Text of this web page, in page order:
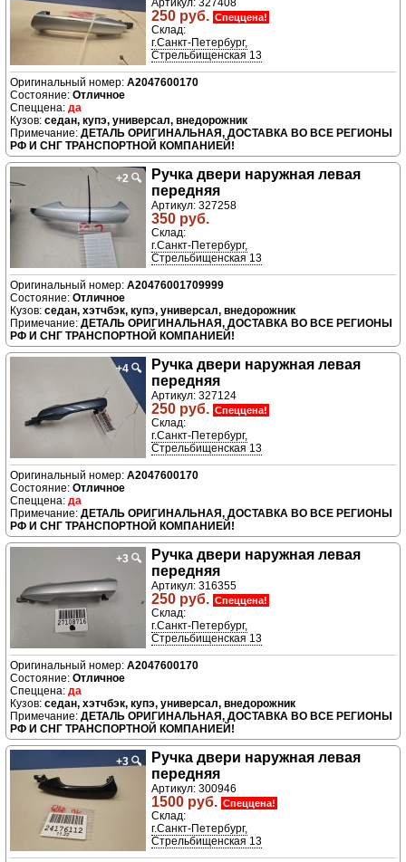
Артикул: 327408
250 руб. Спеццена!
Склад:
г.Санкт-Петербург,
Стрельбищенская 13
A2047600170
Отличное
да
седан, купэ, универсал, внедорожник
ДЕТАЛЬ ОРИГИНАЛЬНАЯ, ДОСТАВКА ВО ВСЕ РЕГИОНЫ
РФ И СНГ ТРАНСПОРТНОЙ КОМПАНИЕЙ!
+2 🔍
Ручка двери нaружная левая
передняя
Артикул: 327258
350 руб.
Склад:
г.Санкт-Петербург,
Стрельбищенская 13
A20476001709999
Отличное
седан, хэтчбэк, купэ, универсал, внедорожник
ДЕТАЛЬ ОРИГИНАЛЬНАЯ, ДОСТАВКА ВО ВСЕ РЕГИОНЫ
РФ И СНГ ТРАНСПОРТНОЙ КОМПАНИЕЙ!
+4 🔍
Ручка двери нaружная левая
передняя
Артикул: 327124
250 руб. Спеццена!
Склад:
г.Санкт-Петербург,
Стрельбищенская 13
A2047600170
Отличное
да
ДЕТАЛЬ ОРИГИНАЛЬНАЯ, ДОСТАВКА ВО ВСЕ РЕГИОНЫ
РФ И СНГ ТРАНСПОРТНОЙ КОМПАНИЕЙ!
+3 🔍
Ручка двери нaружная левая
передняя
Артикул: 316355
250 руб. Спеццена!
Склад:
г.Санкт-Петербург,
Стрельбищенская 13
A2047600170
Отличное
да
седан, хэтчбэк, купэ, универсал, внедорожник
ДЕТАЛЬ ОРИГИНАЛЬНАЯ, ДОСТАВКА ВО ВСЕ РЕГИОНЫ
РФ И СНГ ТРАНСПОРТНОЙ КОМПАНИЕЙ!
+3 🔍
Ручка двери нaружная левая
передняя
Артикул: 300946
1500 руб. Спеццена!
Склад:
г.Санкт-Петербург,
Стрельбищенская 13